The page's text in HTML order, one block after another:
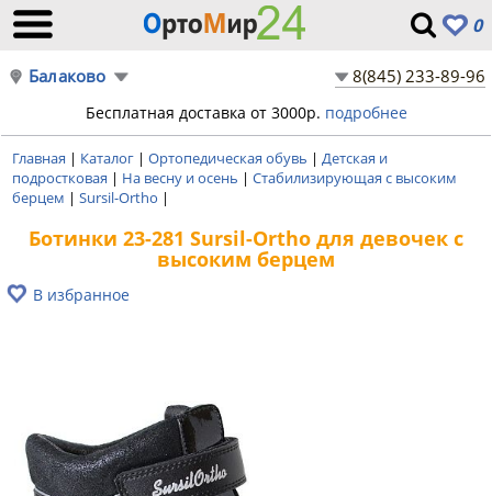
0
Балаково 8(845) 233-89-96
Бесплатная доставка от 3000р. подробнее
Главная | Каталог | Ортопедическая обувь | Детская и
подростковая | На весну и осень | Стабилизирующая с высоким
берцем | Sursil-Ortho |
Ботинки 23-281 Sursil-Ortho для девочек с
высоким берцем
В избранное